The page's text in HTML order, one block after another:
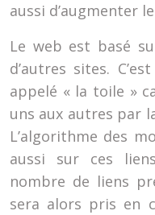
aussi d’augmenter
Le web est basé
d’autres sites.
appelé « la toile »
uns aux autres par
L’algorithme des
aussi sur ces
nombre de liens
sera alors pris en